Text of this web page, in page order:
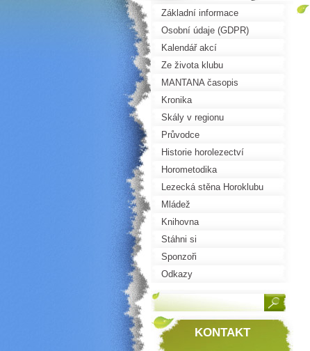
Základní informace
Osobní údaje (GDPR)
Kalendář akcí
Ze života klubu
MANTANA časopis
Kronika
Skály v regionu
Průvodce
Historie horolezectví
Horometodika
Lezecká stěna Horoklubu
Mládež
Knihovna
Stáhni si
Sponzoři
Odkazy
KONTAKT